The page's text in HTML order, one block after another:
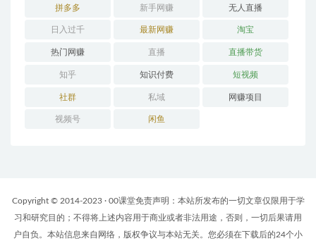
拼多多 新手网赚 无人直播
日入过千 最新网赚 淘宝
热门网赚 直播 直播带货
知乎 知识付费 短视频
社群 私域 网赚项目
视频号 闲鱼
Copyright © 2014-2023 · 00课堂免责声明：本站所发布的一切文章仅限用于学
习和研究目的；不得将上述内容用于商业或者非法用途，否则，一切后果请用
户自负。本站信息来自网络，版权争议与本站无关。您必须在下载后的24个小